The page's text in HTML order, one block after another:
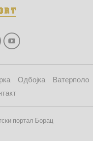
Одбојка
Ватерполо
портал Борац